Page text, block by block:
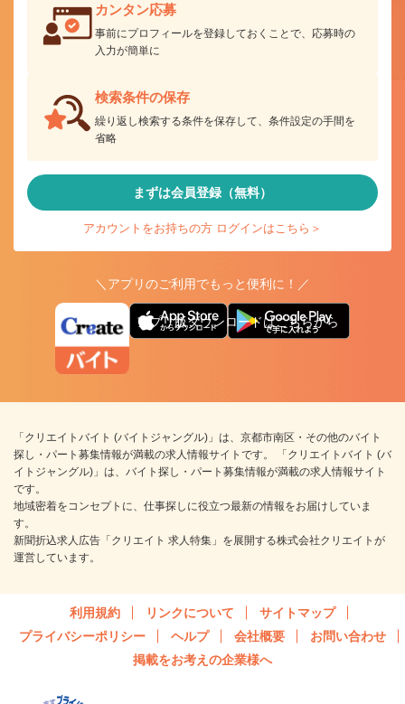
カンタン応募
事前にプロフィールを登録しておくことで、応募時の
入力が簡単に
検索条件の保存
繰り返し検索する条件を保存して、条件設定の手間を
省略
まずは会員登録（無料）
アカウントをお持ちの方 ログインはこちら＞
＼アプリのご利用でもっと便利に！／
アプリ版ダウンロードはこちらから
「クリエイトバイト (バイトジャングル)」は、京都市南区・その他のバイト
探し・パート募集情報が満載の求人情報サイトです。 「クリエイトバイト (バ
イトジャングル)」は、バイト探し・パート募集情報が満載の求人情報サイト
です。
地域密着をコンセプトに、仕事探しに役立つ最新の情報をお届けしていま
す。
新聞折込求人広告「クリエイト 求人特集」を展開する株式会社クリエイトが
運営しています。
利用規約 リンクについて
サイトマップ
プライバシーポリシー
ヘルプ 会社概要
お問い合わせ
掲載をお考えの企業様へ